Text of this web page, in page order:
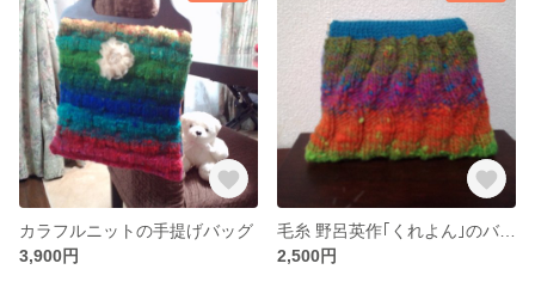
カラフルニットの手提げバッグ
3,900円
毛糸 野呂英作｢くれよん｣のバネポーチ
2,500円